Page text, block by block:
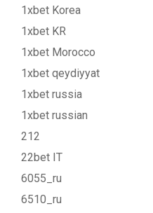
1xbet Korea
1xbet KR
1xbet Morocco
1xbet qeydiyyat
1xbet russia
1xbet russian
212
22bet IT
6055_ru
6510_ru